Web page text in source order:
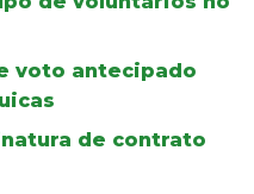
voto antecipado
de contrato